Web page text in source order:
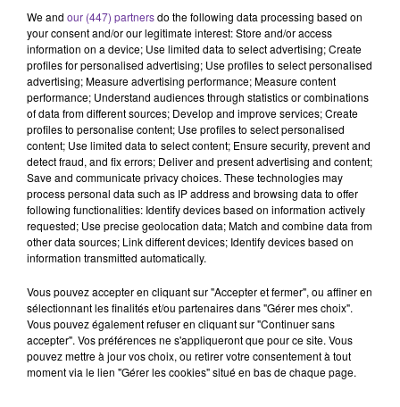
LIBAN
20 mars 2023 - 19 min 6 sec
LE JOURNAL DU LIBAN DU SOIR DU 20/03/23
LB
JOURNAL EN LANGUE ARABE
LE JOURNAL DU LIBAN DU SOIR DU 20/03/23
We and our (447) partnersdo the following data processing based on
your consent and/or our legitimate interest: Store and/or access
information on a device; Use limited data to select advertising; Create
profiles for personalised advertising; Use profiles to select personalised
advertising; Measure advertising performance; Measure content
performance; Understand audiences through statistics or combinations
of data from different sources; Develop and improve services; Create
profiles to personalise content; Use profiles to select personalised
content; Use limited data to select content; Ensure security, prevent and
detect fraud, and fix errors; Deliver and present advertising and content;
Save and communicate privacy choices. These technologies may
process personal data such as IP address and browsing data to offer
following functionalities: Identify devices based on information actively
requested; Use precise geolocation data; Match and combine data from
other data sources; Link different devices; Identify devices based on
information transmitted automatically.
Vous pouvez accepter en cliquant sur "Accepter et fermer", ou affiner en
sélectionnant les finalités et/ou partenaires dans "Gérer mes choix".
Vous pouvez également refuser en cliquant sur "Continuer sans
accepter". Vos préférences ne s'appliqueront que pour ce site. Vous
pouvez mettre à jour vos choix, ou retirer votre consentement à tout
moment via le lien "Gérer les cookies" situé en bas de chaque page.